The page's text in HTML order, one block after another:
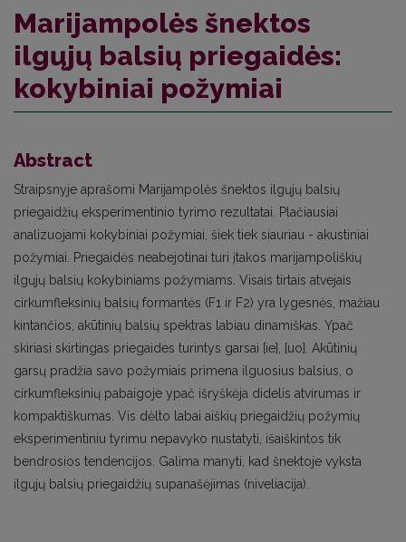
Marijampolės šnektos
ilgųjų balsių priegaidės:
kokybiniai požymiai
Abstract
Straipsnyje aprašomi Marijampolės šnektos ilgųjų balsių
priegaidžių eksperimentinio tyrimo rezultatai. Plačiausiai
analizuojami kokybiniai požymiai, šiek tiek siauriau - akustiniai
požymiai. Priegaidės neabejotinai turi įtakos marijampoliškių
ilgųjų balsių kokybiniams požymiams. Visais tirtais atvejais
cirkumfleksinių balsių formantės (F1 ir F2) yra lygesnės, mažiau
kintančios, akūtinių balsių spektras labiau dinamiškas. Ypač
skiriasi skirtingas priegaides turintys garsai [ie], [uo]. Akūtinių
garsų pradžia savo požymiais primena ilguosius balsius, o
cirkumfleksinių pabaigoje ypač išryškėja didelis atvirumas ir
kompaktiškumas. Vis dėlto labai aiškių priegaidžių požymių
eksperimentiniu tyrimu nepavyko nustatyti, išaiškintos tik
bendrosios tendencijos. Galima manyti, kad šnektoje vyksta
ilgųjų balsių priegaidžių supanašėjimas (niveliacija).